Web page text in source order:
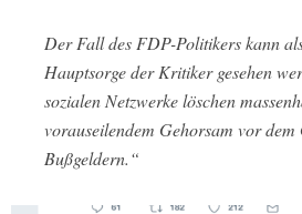
Der Fall des FDP-Politikers kann
Hauptsorge der Kritiker gesehen
sozialen Netzwerke löschen
vorauseilendem Gehorsam vor dem
Bußgeldern.“